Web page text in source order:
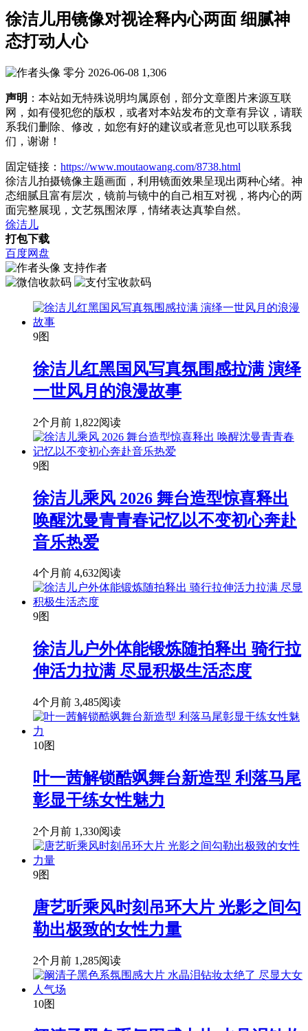
徐洁儿用镜像对视诠释内心两面 细腻神
态打动人心
零分 2026-06-08 1,306
声明 ：本站如无特殊说明均属原创，部分文章图片来源互联
网，如有侵犯您的版权，或者对本站发布的文章有异议，请联
系我们删除、修改，如您有好的建议或者意见也可以联系我
们，谢谢！
固定链接： https://www.moutaowang.com/8738.html
徐洁儿拍摄镜像主题画面，利用镜面效果呈现出两种心绪。神
态细腻且富有层次，镜前与镜中的自己相互对视，将内心的两
面完整展现，文艺氛围浓厚，情绪表达真挚自然。
徐洁儿
打包下载
百度网盘
支持作者
9图
徐洁儿红黑国风写真氛围感拉满 演绎
一世风月的浪漫故事
2个月前 1,822阅读
9图
徐洁儿乘风 2026 舞台造型惊喜释出
唤醒沈曼青青春记忆以不变初心奔赴
音乐热爱
4个月前 4,632阅读
9图
徐洁儿户外体能锻炼随拍释出 骑行拉
伸活力拉满 尽显积极生活态度
4个月前 3,485阅读
10图
叶一茜解锁酷飒舞台新造型 利落马尾
彰显干练女性魅力
2个月前 1,330阅读
9图
唐艺昕乘风时刻吊环大片 光影之间勾
勒出极致的女性力量
2个月前 1,285阅读
10图